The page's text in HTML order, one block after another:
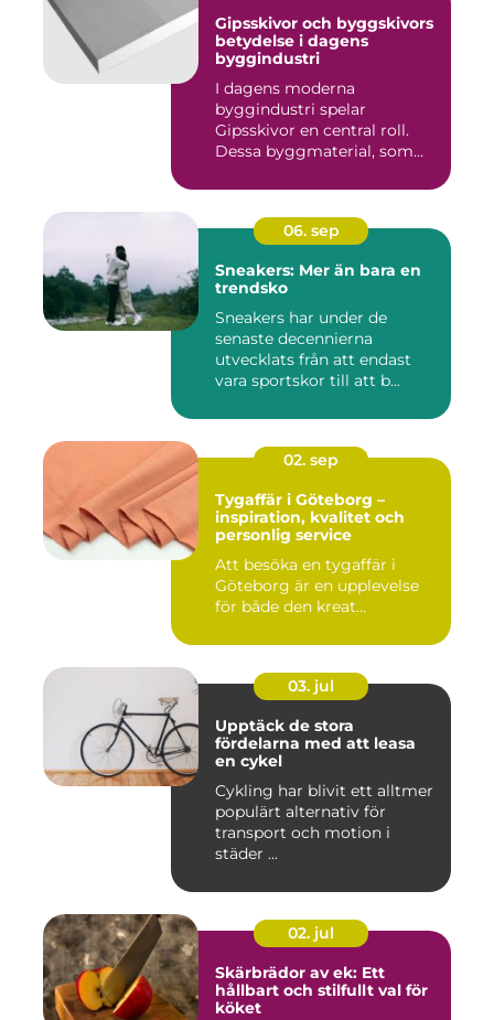
Gipsskivor och byggskivors
betydelse i dagens
byggindustri
I dagens moderna
byggindustri spelar
Gipsskivor en central roll.
Dessa byggmaterial, som
06. sep
Sneakers: Mer än bara en
trendsko
Sneakers har under de
senaste decennierna
utvecklats från att endast
vara sportskor till att b...
02. sep
Tygaffär i Göteborg –
inspiration, kvalitet och
personlig service
Att besöka en tygaffär i
Göteborg är en upplevelse
för både den kreat...
03. jul
Upptäck de stora
fördelarna med att leasa
en cykel
Cykling har blivit ett alltmer
populärt alternativ för
transport och motion i
städer ...
02. jul
Skärbrädor av ek: Ett
hållbart och stilfullt val för
köket